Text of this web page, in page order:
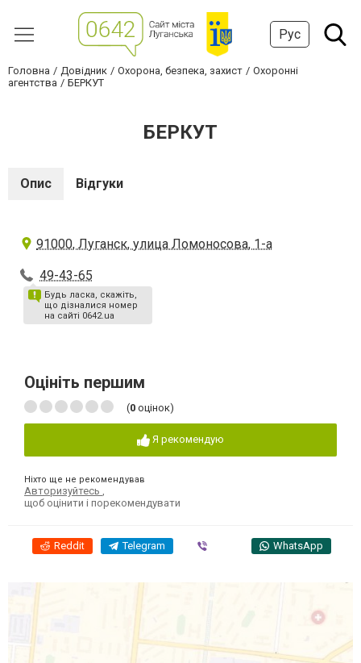
Рус
Головна Довідник Охорона, безпека, захист
Охоронні
агентства
БЕРКУТ
БЕРКУТ
Опис Відгуки
91000, Луганск, улица Ломоносова, 1-а
49-43-65
Будь ласка, скажіть,
що дізналися номер
на сайті 0642.ua
Оцініть першим
(0 оцінок)
Я рекомендую
Ніхто ще не рекомендував
Авторизуйтесь
щоб оцінити і порекомендувати
Reddit Telegram WhatsApp